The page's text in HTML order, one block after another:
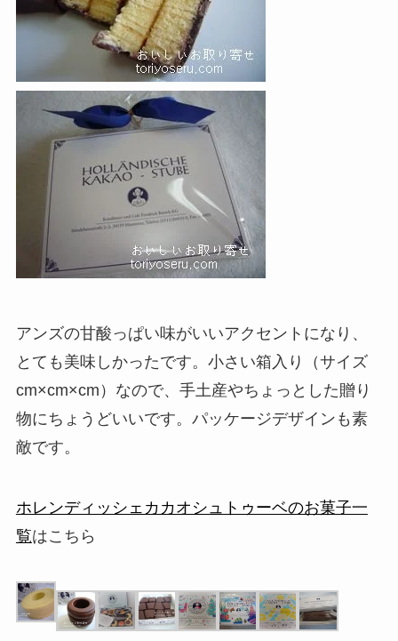
アンズの甘酸っぱい味がいいアクセントになり、
とても美味しかったです。小さい箱入り（サイズ
cm×cm×cm）なので、手土産やちょっとした贈り
物にちょうどいいです。パッケージデザインも素
敵です。
ホレンディッシェカカオシュトゥーベのお菓子一
覧はこちら